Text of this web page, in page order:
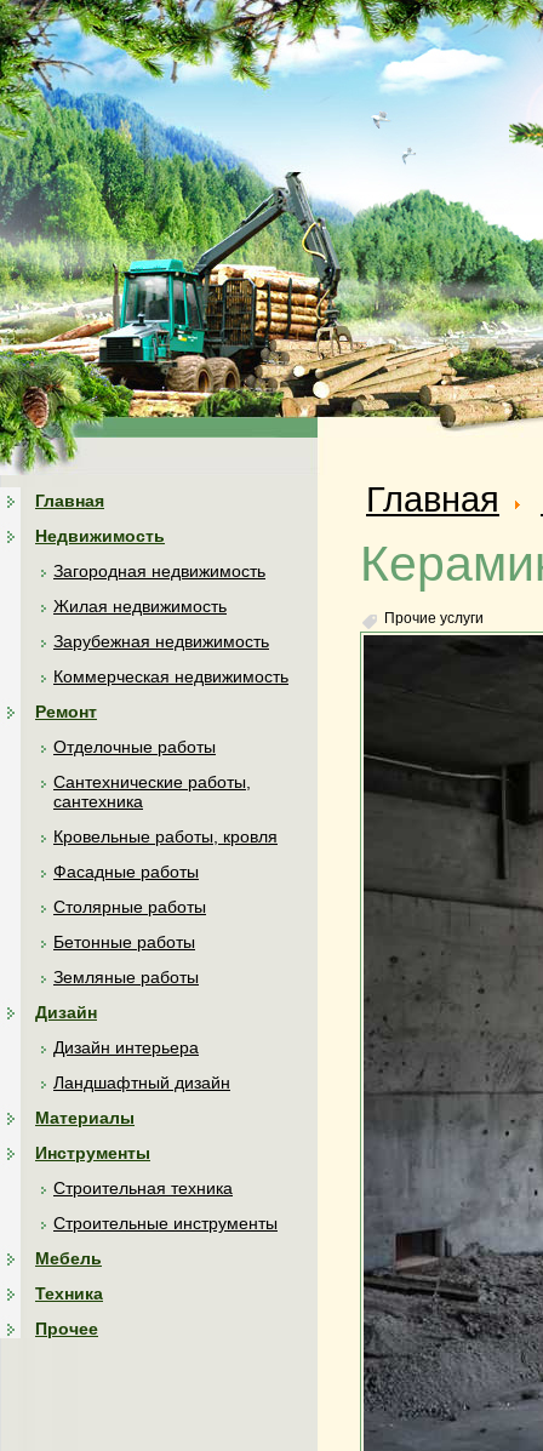
Главная
Недвижимость
Загородная недвижимость
Жилая недвижимость
Зарубежная недвижимость
Коммерческая недвижимость
Ремонт
Отделочные работы
Сантехнические работы,
сантехника
Кровельные работы, кровля
Фасадные работы
Столярные работы
Бетонные работы
Земляные работы
Дизайн
Дизайн интерьера
Ландшафтный дизайн
Материалы
Инструменты
Строительная техника
Строительные инструменты
Мебель
Техника
Прочее
Главная
Прочие услуги